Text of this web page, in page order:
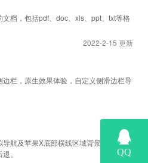
档，包括pdf、doc、xls、ppt、txt等格
2022-2-15 更新
栏，原生效果体验，自定义侧滑边栏导
航及苹果X底部横线区域背景色和高
。